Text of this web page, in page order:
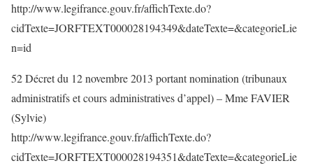
http://www.legifrance.gouv.fr/affichTexte.do?
cidTexte=JORFTEXT000028194349&dateTexte=&categorieLie
n=id
52 Décret du 12 novembre 2013 portant nomination (tribunaux
administratifs et cours administratives d’appel) – Mme FAVIER
(Sylvie)
http://www.legifrance.gouv.fr/affichTexte.do?
cidTexte=JORFTEXT000028194351&dateTexte=&categorieLie